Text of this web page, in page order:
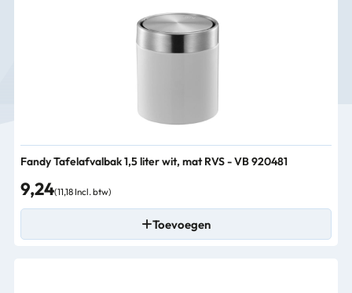
Fandy Tafelafvalbak 1,5 liter wit, mat RVS - VB 920481
9,24(11,18 Incl. btw)
Toevoegen